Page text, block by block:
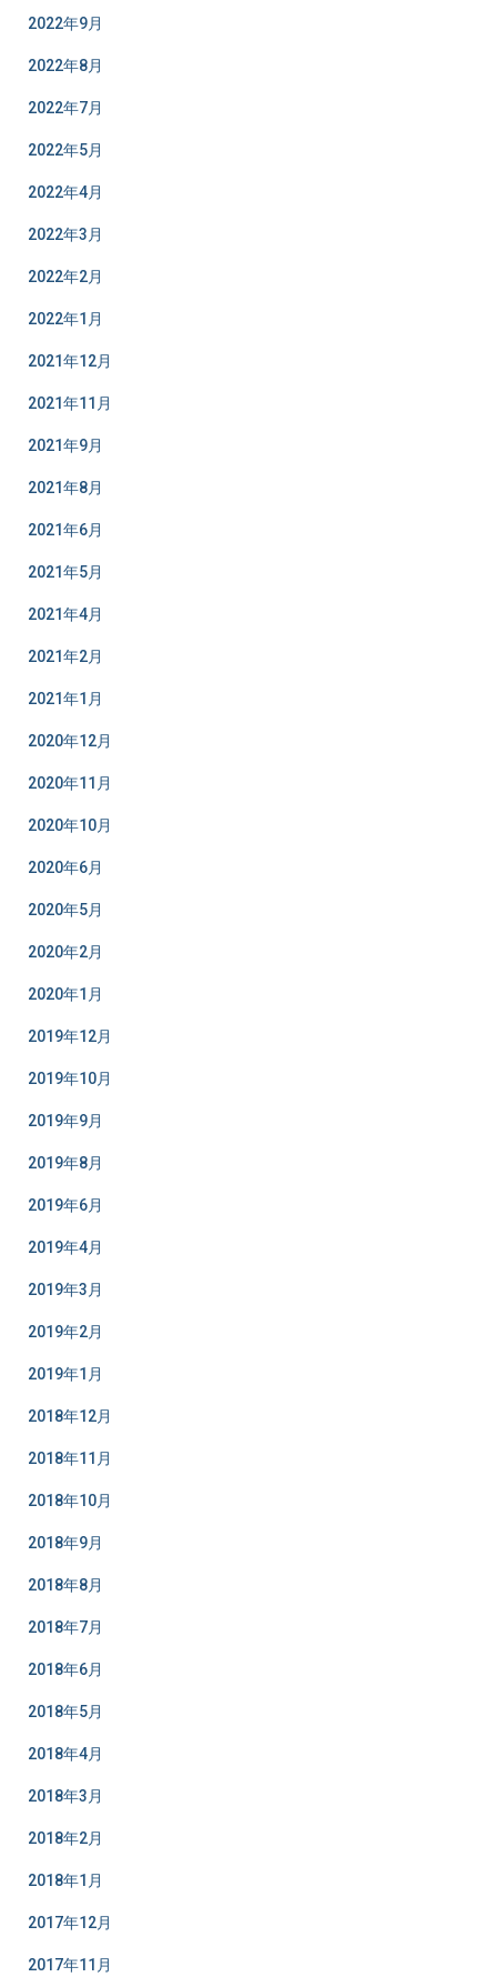
2022年9月
2022年8月
2022年7月
2022年5月
2022年4月
2022年3月
2022年2月
2022年1月
2021年12月
2021年11月
2021年9月
2021年8月
2021年6月
2021年5月
2021年4月
2021年2月
2021年1月
2020年12月
2020年11月
2020年10月
2020年6月
2020年5月
2020年2月
2020年1月
2019年12月
2019年10月
2019年9月
2019年8月
2019年6月
2019年4月
2019年3月
2019年2月
2019年1月
2018年12月
2018年11月
2018年10月
2018年9月
2018年8月
2018年7月
2018年6月
2018年5月
2018年4月
2018年3月
2018年2月
2018年1月
2017年12月
2017年11月